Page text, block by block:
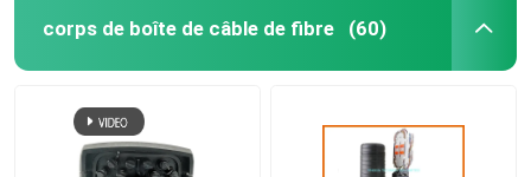
corps de boîte de câble de fibre (60)